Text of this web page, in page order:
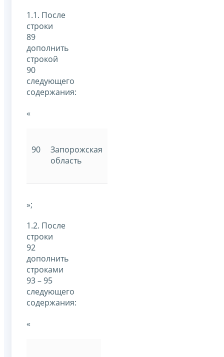
1.1. После
строки
89
дополнить
строкой
90
следующего
содержания:
«
90
Запорожская
область
»;
1.2. После
строки
92
дополнить
строками
93 – 95
следующего
содержания:
«